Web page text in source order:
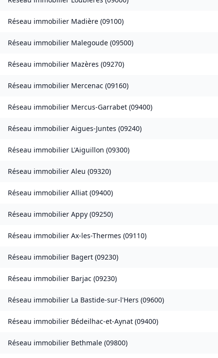
Réseau immobilier Madière (09100)
Réseau immobilier Malegoude (09500)
Réseau immobilier Mazères (09270)
Réseau immobilier Mercenac (09160)
Réseau immobilier Mercus-Garrabet (09400)
Réseau immobilier Aigues-Juntes (09240)
Réseau immobilier L'Aiguillon (09300)
Réseau immobilier Aleu (09320)
Réseau immobilier Alliat (09400)
Réseau immobilier Appy (09250)
Réseau immobilier Ax-les-Thermes (09110)
Réseau immobilier Bagert (09230)
Réseau immobilier Barjac (09230)
Réseau immobilier La Bastide-sur-l'Hers (09600)
Réseau immobilier Bédeilhac-et-Aynat (09400)
Réseau immobilier Bethmale (09800)